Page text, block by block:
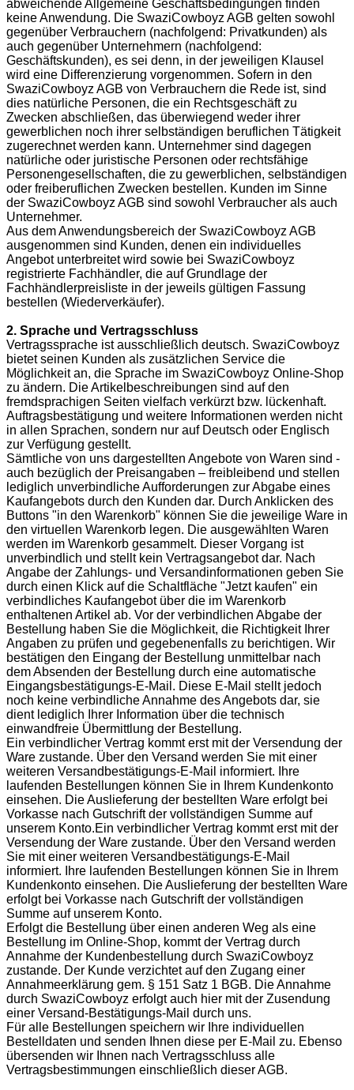
abweichende Allgemeine Geschäftsbedingungen finden
keine Anwendung. Die SwaziCowboyz AGB gelten sowohl
gegenüber Verbrauchern (nachfolgend: Privatkunden) als
auch gegenüber Unternehmern (nachfolgend:
Geschäftskunden), es sei denn, in der jeweiligen Klausel
wird eine Differenzierung vorgenommen. Sofern in den
SwaziCowboyz AGB von Verbrauchern die Rede ist, sind
dies natürliche Personen, die ein Rechtsgeschäft zu
Zwecken abschließen, das überwiegend weder ihrer
gewerblichen noch ihrer selbständigen beruflichen Tätigkeit
zugerechnet werden kann. Unternehmer sind dagegen
natürliche oder juristische Personen oder rechtsfähige
Personengesellschaften, die zu gewerblichen, selbständigen
oder freiberuflichen Zwecken bestellen. Kunden im Sinne
der SwaziCowboyz AGB sind sowohl Verbraucher als auch
Unternehmer.
Aus dem Anwendungsbereich der SwaziCowboyz AGB
ausgenommen sind Kunden, denen ein individuelles
Angebot unterbreitet wird sowie bei SwaziCowboyz
registrierte Fachhändler, die auf Grundlage der
Fachhändlerpreisliste in der jeweils gültigen Fassung
bestellen (Wiederverkäufer).
2. Sprache und Vertragsschluss
Vertragssprache ist ausschließlich deutsch. SwaziCowboyz
bietet seinen Kunden als zusätzlichen Service die
Möglichkeit an, die Sprache im SwaziCowboyz Online-Shop
zu ändern. Die Artikelbeschreibungen sind auf den
fremdsprachigen Seiten vielfach verkürzt bzw. lückenhaft.
Auftragsbestätigung und weitere Informationen werden nicht
in allen Sprachen, sondern nur auf Deutsch oder Englisch
zur Verfügung gestellt.
Sämtliche von uns dargestellten Angebote von Waren sind -
auch bezüglich der Preisangaben – freibleibend und stellen
lediglich unverbindliche Aufforderungen zur Abgabe eines
Kaufangebots durch den Kunden dar. Durch Anklicken des
Buttons "in den Warenkorb" können Sie die jeweilige Ware in
den virtuellen Warenkorb legen. Die ausgewählten Waren
werden im Warenkorb gesammelt. Dieser Vorgang ist
unverbindlich und stellt kein Vertragsangebot dar. Nach
Angabe der Zahlungs- und Versandinformationen geben Sie
durch einen Klick auf die Schaltfläche "Jetzt kaufen" ein
verbindliches Kaufangebot über die im Warenkorb
enthaltenen Artikel ab. Vor der verbindlichen Abgabe der
Bestellung haben Sie die Möglichkeit, die Richtigkeit Ihrer
Angaben zu prüfen und gegebenenfalls zu berichtigen. Wir
bestätigen den Eingang der Bestellung unmittelbar nach
dem Absenden der Bestellung durch eine automatische
Eingangsbestätigungs-E-Mail. Diese E-Mail stellt jedoch
noch keine verbindliche Annahme des Angebots dar, sie
dient lediglich Ihrer Information über die technisch
einwandfreie Übermittlung der Bestellung.
Ein verbindlicher Vertrag kommt erst mit der Versendung der
Ware zustande. Über den Versand werden Sie mit einer
weiteren Versandbestätigungs-E-Mail informiert. Ihre
laufenden Bestellungen können Sie in Ihrem Kundenkonto
einsehen. Die Auslieferung der bestellten Ware erfolgt bei
Vorkasse nach Gutschrift der vollständigen Summe auf
unserem Konto.Ein verbindlicher Vertrag kommt erst mit der
Versendung der Ware zustande. Über den Versand werden
Sie mit einer weiteren Versandbestätigungs-E-Mail
informiert. Ihre laufenden Bestellungen können Sie in Ihrem
Kundenkonto einsehen. Die Auslieferung der bestellten Ware
erfolgt bei Vorkasse nach Gutschrift der vollständigen
Summe auf unserem Konto.
Erfolgt die Bestellung über einen anderen Weg als eine
Bestellung im Online-Shop, kommt der Vertrag durch
Annahme der Kundenbestellung durch SwaziCowboyz
zustande. Der Kunde verzichtet auf den Zugang einer
Annahmeerklärung gem. § 151 Satz 1 BGB. Die Annahme
durch SwaziCowboyz erfolgt auch hier mit der Zusendung
einer Versand-Bestätigungs-Mail durch uns.
Für alle Bestellungen speichern wir Ihre individuellen
Bestelldaten und senden Ihnen diese per E-Mail zu. Ebenso
übersenden wir Ihnen nach Vertragsschluss alle
Vertragsbestimmungen einschließlich dieser AGB.